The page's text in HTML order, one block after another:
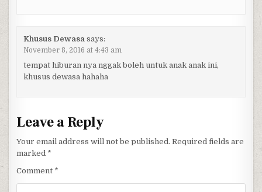
Khusus Dewasa says:
November 8, 2016 at 4:43 am
tempat hiburan nya nggak boleh untuk anak anak ini,
khusus dewasa hahaha
Leave a Reply
Your email address will not be published. Required fields are
marked *
Comment *